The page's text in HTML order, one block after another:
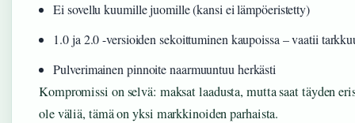
Ei sovellu kuumille juomille (kansi ei lämpöeristetty)
1.0 ja 2.0 -versioiden sekoittuminen kaupoissa – vaatii
Pulverimainen pinnoite naarmuuntuu herkästi
Kompromissi on selvä: maksat laadusta, mutta saat täyden
ole väliä, tämä on yksi markkinoiden parhaista.